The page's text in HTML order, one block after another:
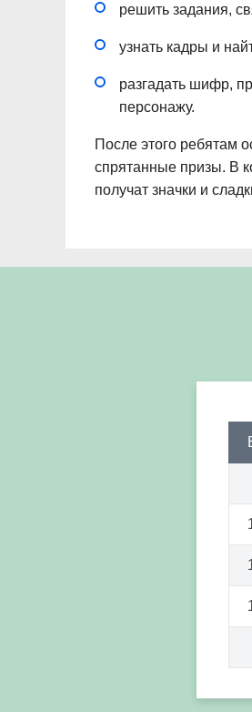
решить задания,
узнать кадры и
разгадать шифр,
персонажу.
После этого ребятам
спрятанные призы. В
получат значки и